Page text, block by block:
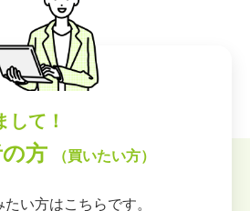
して！
方 （買いたい方）
い方はこちらです。